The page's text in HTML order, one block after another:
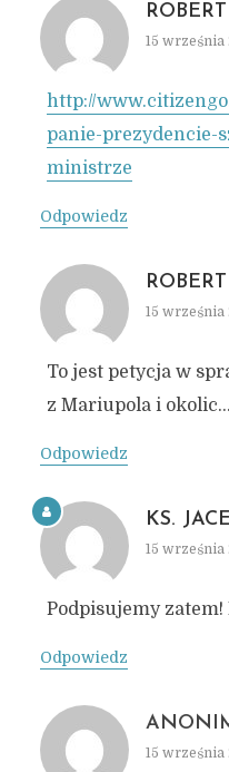
ROBERT
15 września
http://
panie-prezydencie-
ministrze
Odpowiedz
ROBERT
15 września
To jest petycja w
z Mariupola i okolic…
Odpowiedz
KS.
15 września
Podpisujemy zatem!
Odpowiedz
15 września